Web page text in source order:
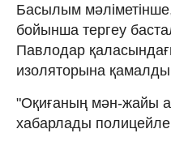
Басылым мәліметінше,
бойынша тергеу
Павлодар
изоляторына
"Оқиғаның мән-жайы
хабарлады